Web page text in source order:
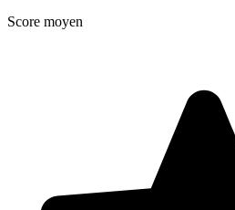
Score moyen